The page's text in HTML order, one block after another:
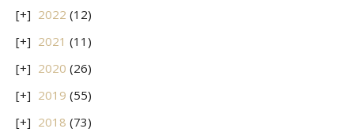
2022 (12)
2021 (11)
2020 (26)
2019 (55)
2018 (73)